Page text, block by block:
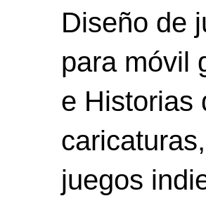
Diseño de
para móvil
e Historias
juegos